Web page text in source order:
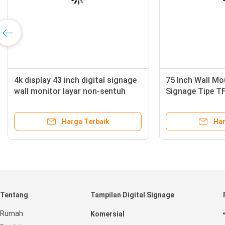
18,5 inci dinding
digital dengan pemutar
Harga Terbaik
4k display 43 inch
wall monitor layar
Harga
Tentang
Rumah
Tampilan Digital Signage
Komersial